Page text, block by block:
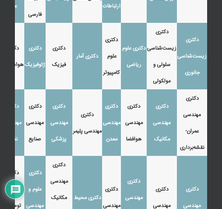
ارتباطات
فارسی
عرب
دکتری
زیست‌شناسی
جانوری
دکتری
زیست‌شناسی
سلولی و
مولکولی
دکتری علوم
ریاضی
دکتری
علوم
کامپیوتر
دکتری آمار
دکتری
فیزیک
دکتری
ژئوفیزیک
دکتری
هواشناسی
دکتری
مهندسی
عمران-
نقشه‌برداری
دکتری
مهندسی
مکانیک
دکتری
مهندسی
هوافضا
دکتری
مهندسی
معدن
دکتری
مهندسی پلیمر
دکتری
مهندسی
پزشکی
دکتری
مهندسی
صنایع
دکتری
مهندسی
نفت
دکتری
مهندسی
دکتری
مهندسی
دکتری
مهندسی
دکتری
مهندسی
دکتری محیط
دکتری
مهندسی
مکانیک
دکتری
علوم و
مهندسی
دکتری
اقتصاد،
توسعه و